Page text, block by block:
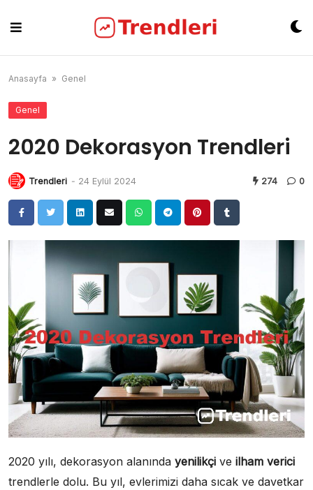
content
Anasayfa » Genel
Genel
2020 Dekorasyon Trendleri
Trendleri - 24 Eylül 2024 274 0
2020 yılı, dekorasyon alanında yenilikçi ve ilham verici
trendlerle dolu. Bu yıl, evlerimizi daha sıcak ve davetkar